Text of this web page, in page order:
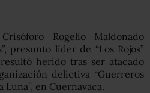
Rogelio Maldonado
presunto líder de “Los Rojos”
herido tras ser atacado
delictiva “Guerreros
Luna”, en Cuernavaca.